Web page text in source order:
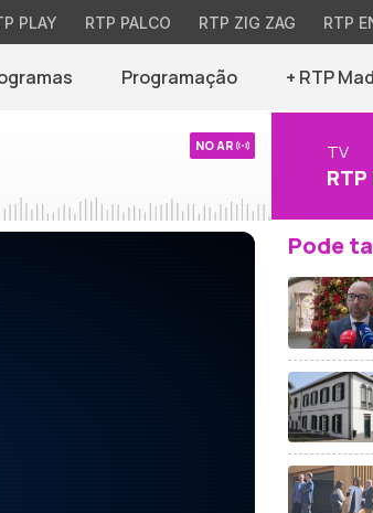
PLAY RTP PALCO RTP ZIG ZAG RTP
Programação + RTP
NO AR TV
Pode